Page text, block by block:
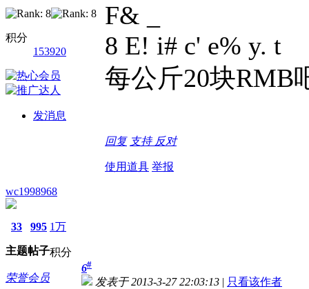
积分
153920
发消息
F& _
8 E! i# c' e% y. t
每公斤20块RMB
回复 支持 反对
使用道具 举报
wc1998968
33
主题
995
帖子
1万
积分
荣誉会员
6#
发表于 2013-3-27 22:03:13 | 只看该作者